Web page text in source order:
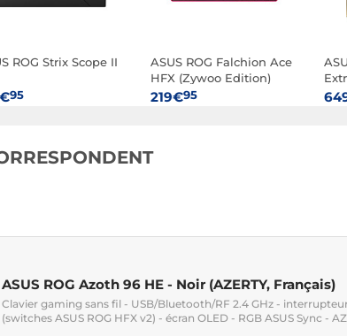
ROG Strix Scope II
95
ASUS ROG Falchion Ace
HFX (Zywoo Edition)
219€95
ASUS ROG Azoth 96 HE - Noir (AZERTY, Français)
Clavier gaming sans fil - USB/Bluetooth/RF 2.4 GHz -
(switches ASUS ROG HFX v2) - écran OLED - RGB ASUS Sync -